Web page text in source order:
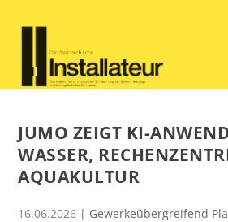
JUMO ZEIGT KI-
WASSER,
AQUAKULTUR
16.06.2026 | Gewerkeübergreifend